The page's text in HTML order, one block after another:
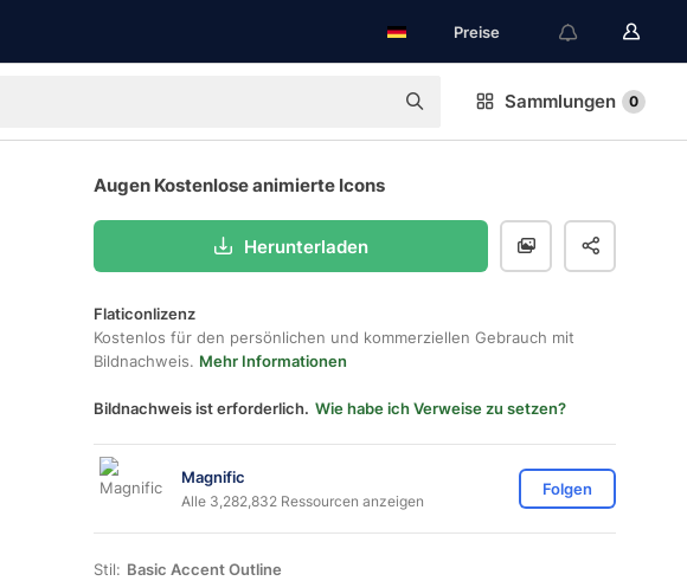
Preise
Sammlungen 0
Augen Kostenlose animierte Icons
Herunterladen
Flaticonlizenz
Kostenlos für den persönlichen und kommerziellen Gebrauch mit
Bildnachweis. Mehr Informationen
Bildnachweis ist erforderlich. Wie habe ich Verweise zu setzen?
Magnific
Alle 3,282,832 Ressourcen anzeigen
Folgen
Stil: Basic Accent Outline